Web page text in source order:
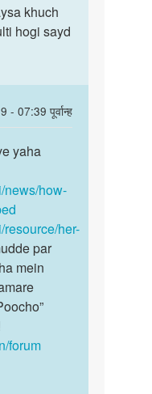
khuch
hogi sayd
07:39 पूर्वान्ह
yaha
news/how-
resource/her-
par
mein
forum